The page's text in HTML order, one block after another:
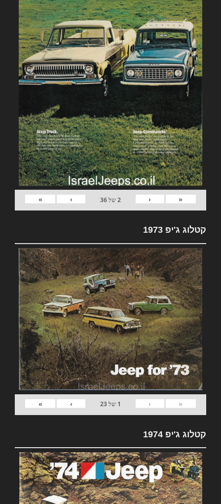
«
‹
2של36
›
»
קטלוג ג'יפ 1973
«
‹
1 של23
›
»
קטלוג ג'יפ 1974